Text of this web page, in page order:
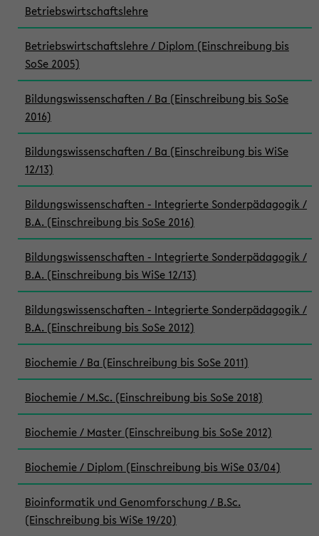
Betriebswirtschaftslehre
Betriebswirtschaftslehre / Diplom (Einschreibung bis
SoSe 2005)
Bildungswissenschaften / Ba (Einschreibung bis SoSe
2016)
Bildungswissenschaften / Ba (Einschreibung bis WiSe
12/13)
Bildungswissenschaften - Integrierte Sonderpädagogik /
B.A. (Einschreibung bis SoSe 2016)
Bildungswissenschaften - Integrierte Sonderpädagogik /
B.A. (Einschreibung bis WiSe 12/13)
Bildungswissenschaften - Integrierte Sonderpädagogik /
B.A. (Einschreibung bis SoSe 2012)
Biochemie / Ba (Einschreibung bis SoSe 2011)
Biochemie / M.Sc. (Einschreibung bis SoSe 2018)
Biochemie / Master (Einschreibung bis SoSe 2012)
Biochemie / Diplom (Einschreibung bis WiSe 03/04)
Bioinformatik und Genomforschung / B.Sc.
(Einschreibung bis WiSe 19/20)